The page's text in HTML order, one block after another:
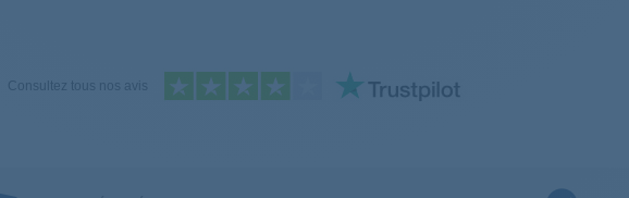
Consultez tous nos avis